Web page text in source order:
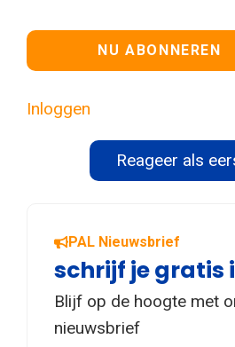
Geen waarde
Inloggen
Reageer als
PAL Nieuwsbrief
schrijf je gratis
Blijf op de hoogte met
nieuwsbrief